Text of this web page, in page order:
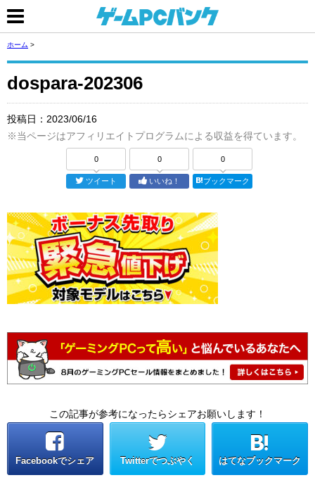
ホーム >
dospara-202306
投稿日： 2023/06/16
※当ページはアフィリエイトプログラムによる収益を得ています。
0
ツイート
0
いいね！
0
ブックマーク
この記事が参考になったらシェアお願いします！
Facebookでシェア Twitterでつぶやく はてなブックマーク